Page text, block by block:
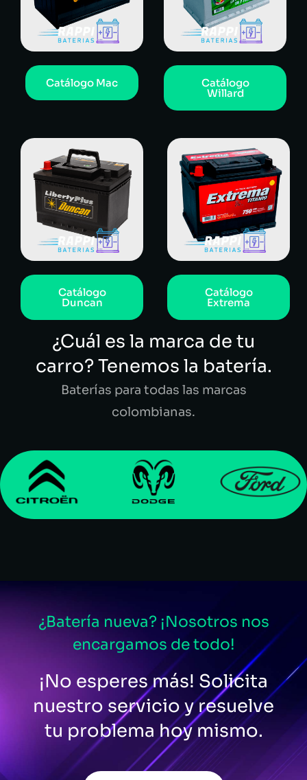
Catálogo Mac Catálogo
Willard
Catálogo
Duncan
Catálogo
Extrema
¿Cuál es la marca de tu
carro? Tenemos la batería.
Baterías para todas las marcas
colombianas.
¿Batería nueva? ¡Nosotros nos
encargamos de todo!
¡No esperes más! Solicita
nuestro servicio y resuelve
tu problema hoy mismo.